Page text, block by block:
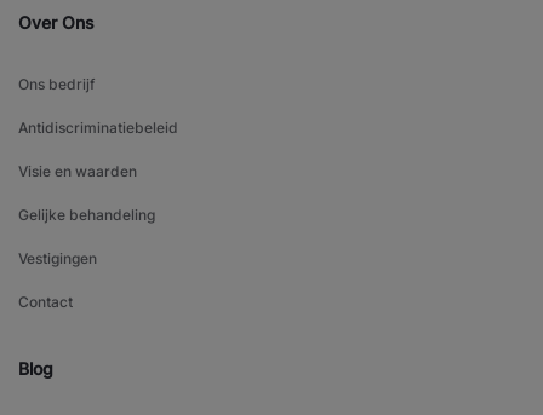
Over Ons
Ons bedrijf
Antidiscriminatiebeleid
Visie en waarden
Gelijke behandeling
Vestigingen
Contact
Blog